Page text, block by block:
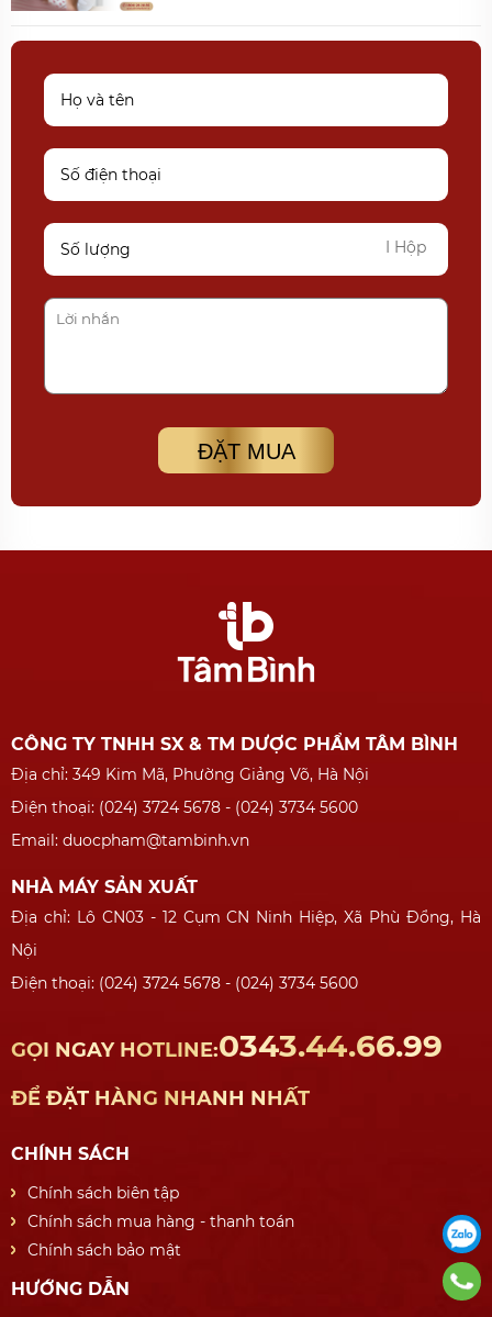
I Hộp
ĐẶT MUA
CÔNG TY TNHH SX & TM DƯỢC PHẨM TÂM BÌNH
Địa chỉ: 349 Kim Mã, Phường Giảng Võ, Hà Nội
Điện thoại: (024) 3724 5678 - (024) 3734 5600
Email: duocpham@tambinh.vn
NHÀ MÁY SẢN XUẤT
Địa chỉ: Lô CN03 - 12 Cụm CN Ninh Hiệp, Xã Phù Đổng, Hà
Nội
Điện thoại: (024) 3724 5678 - (024) 3734 5600
GỌI NGAY HOTLINE:0343.44.66.99
ĐỂ ĐẶT HÀNG NHANH NHẤT
CHÍNH SÁCH
Chính sách biên tập
Chính sách mua hàng - thanh toán
Chính sách bảo mật
HƯỚNG DẪN